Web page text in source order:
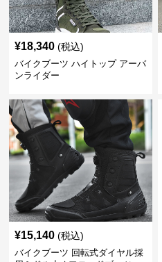
¥18,340 (税込)
バイクブーツ ハイトップ アーバ
ンライダー
¥15,140 (税込)
バイクブーツ 回転式ダイヤル採